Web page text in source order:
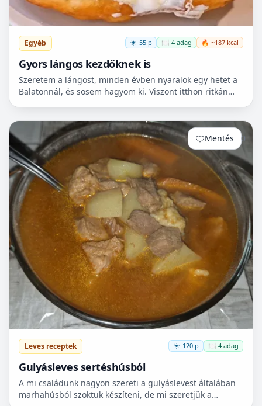
Egyéb 55 p 🍽️ 4 adag 🔥 ~187 kcal
Gyors lángos kezdőknek is
Szeretem a lángost, minden évben nyaralok egy hetet a
Balatonnál, és sosem hagyom ki. Viszont itthon ritkán
Mentés 0
Leves receptek 120 p 🍽️ 4 adag
Gulyásleves sertéshúsból
A mi családunk nagyon szereti a gulyáslevest általában
marhahúsból szoktuk készíteni, de mi szeretjük a